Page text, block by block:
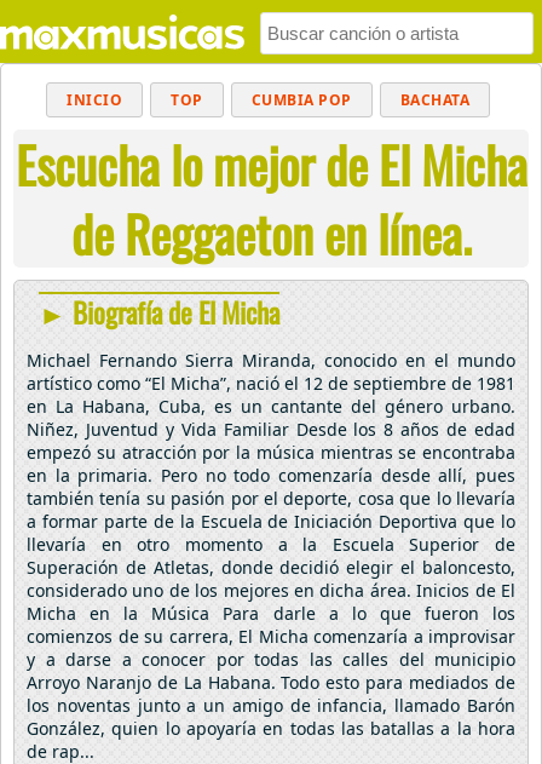
INICIO TOP CUMBIA POP BACHATA
MUSICA CRISTIANA REGGAETON
BALADAS ALTERNATIVO ELECTRÓNICA
CUMBIAS
Escucha lo mejor de El Micha
de Reggaeton en línea.
► Biografía de El Micha
Michael Fernando Sierra Miranda, conocido en el mundo
artístico como “El Micha”, nació el 12 de septiembre de 1981
en La Habana, Cuba, es un cantante del género urbano.
Niñez, Juventud y Vida Familiar Desde los 8 años de edad
empezó su atracción por la música mientras se encontraba
en la primaria. Pero no todo comenzaría desde allí, pues
también tenía su pasión por el deporte, cosa que lo llevaría
a formar parte de la Escuela de Iniciación Deportiva que lo
llevaría en otro momento a la Escuela Superior de
Superación de Atletas, donde decidió elegir el baloncesto,
considerado uno de los mejores en dicha área. Inicios de El
Micha en la Música Para darle a lo que fueron los
comienzos de su carrera, El Micha comenzaría a improvisar
y a darse a conocer por todas las calles del municipio
Arroyo Naranjo de La Habana. Todo esto para mediados de
los noventas junto a un amigo de infancia, llamado Barón
González, quien lo apoyaría en todas las batallas a la hora
de rap...